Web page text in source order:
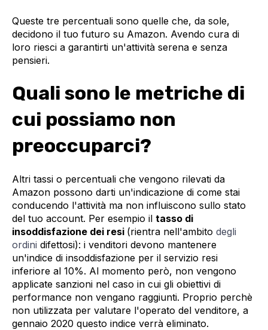
Queste tre percentuali sono quelle che, da sole,
decidono il tuo futuro su Amazon. Avendo cura di
loro riesci a garantirti un'attività serena e senza
pensieri.
Quali sono le metriche di
cui possiamo non
preoccuparci?
Altri tassi o percentuali che vengono rilevati da
Amazon possono darti un'indicazione di come stai
conducendo l'attività ma non influiscono sullo stato
del tuo account. Per esempio il tasso di
insoddisfazione dei resi (rientra nell'ambito degli
ordini difettosi): i venditori devono mantenere
un'indice di insoddisfazione per il servizio resi
inferiore al 10%. Al momento però, non vengono
applicate sanzioni nel caso in cui gli obiettivi di
performance non vengano raggiunti. Proprio perchè
non utilizzata per valutare l'operato del venditore, a
gennaio 2020 questo indice verrà eliminato.